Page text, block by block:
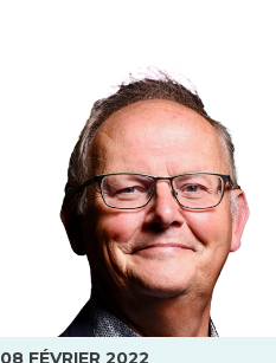
08 FÉVRIER 2022